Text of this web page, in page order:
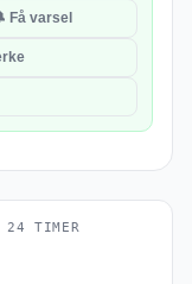
Få varsel
24 TIMER